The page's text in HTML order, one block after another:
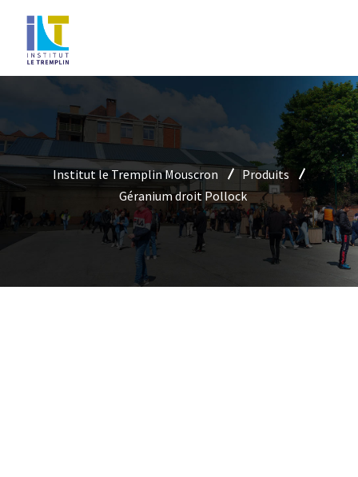
Institut le Tremplin Mouscron
Produits
Géranium droit Pollock